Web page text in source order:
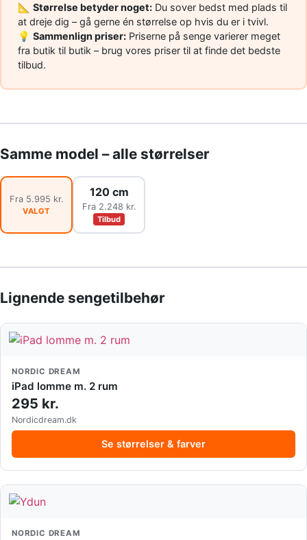
📐 Størrelse betyder noget:Du sover bedst med plads til
at dreje dig – gå gerne én størrelse op hvis du er i tvivl.
💡 Sammenlign priser:Priserne på senge varierer meget
fra butik til butik – brug vores priser til at finde det bedste
tilbud.
Samme model – alle størrelser
Fra 5.995 kr.
VALGT
120 cm
Fra 2.248 kr.
Tilbud
Lignende sengetilbehør
NORDIC DREAM
iPad lomme m. 2 rum
295 kr.
Nordicdream.dk
Se størrelser & farver
NORDIC DREAM